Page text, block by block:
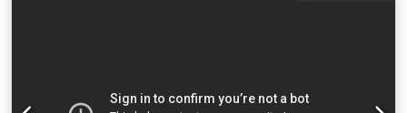
Triplex Snelheidsklasse: 15 Staat: Nieuwe machine